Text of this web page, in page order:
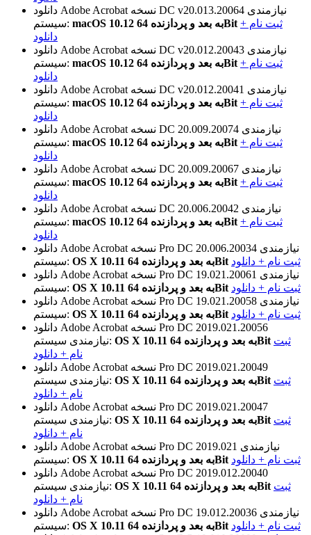
دانلود Adobe Acrobat
نسخه DC v20.013.20064 نیازمندی
سیستم:
macOS 10.12 به بعد و پردازنده 64Bit ثبت نام +
دانلود
دانلود Adobe Acrobat
نسخه DC v20.012.20043 نیازمندی
سیستم:
macOS 10.12 به بعد و پردازنده 64Bit ثبت نام +
دانلود
دانلود Adobe Acrobat
نسخه DC v20.012.20041 نیازمندی
سیستم:
macOS 10.12 به بعد و پردازنده 64Bit ثبت نام +
دانلود
دانلود Adobe Acrobat
نسخه DC 20.009.20074 نیازمندی
سیستم:
macOS 10.12 به بعد و پردازنده 64Bit ثبت نام +
دانلود
دانلود Adobe Acrobat
نسخه DC 20.009.20067 نیازمندی
سیستم:
macOS 10.12 به بعد و پردازنده 64Bit ثبت نام +
دانلود
دانلود Adobe Acrobat
نسخه DC 20.006.20042 نیازمندی
سیستم:
macOS 10.12 به بعد و پردازنده 64Bit ثبت نام +
دانلود
دانلود Adobe Acrobat
نسخه Pro DC 20.006.20034 نیازمندی
سیستم:
OS X 10.11 به بعد و پردازنده 64Bit ثبت نام + دانلود
دانلود Adobe Acrobat
نسخه Pro DC 19.021.20061 نیازمندی
سیستم:
OS X 10.11 به بعد و پردازنده 64Bit ثبت نام + دانلود
دانلود Adobe Acrobat
نسخه Pro DC 19.021.20058 نیازمندی
سیستم:
OS X 10.11 به بعد و پردازنده 64Bit ثبت نام + دانلود
دانلود Adobe Acrobat
نسخه Pro DC 2019.021.20056
نیازمندی سیستم:
OS X 10.11 به بعد و پردازنده 64Bit ثبت
نام + دانلود
دانلود Adobe Acrobat
نسخه Pro DC 2019.021.20049
نیازمندی سیستم:
OS X 10.11 به بعد و پردازنده 64Bit ثبت
نام + دانلود
دانلود Adobe Acrobat
نسخه Pro DC 2019.021.20047
نیازمندی سیستم:
OS X 10.11 به بعد و پردازنده 64Bit ثبت
نام + دانلود
دانلود Adobe Acrobat
نسخه Pro DC 2019.021 نیازمندی
سیستم:
OS X 10.11 به بعد و پردازنده 64Bit ثبت نام + دانلود
دانلود Adobe Acrobat
نسخه Pro DC 2019.012.20040
نیازمندی سیستم:
OS X 10.11 به بعد و پردازنده 64Bit ثبت
نام + دانلود
دانلود Adobe Acrobat
نسخه Pro DC 19.012.20036 نیازمندی
سیستم:
OS X 10.11 به بعد و پردازنده 64Bit ثبت نام + دانلود